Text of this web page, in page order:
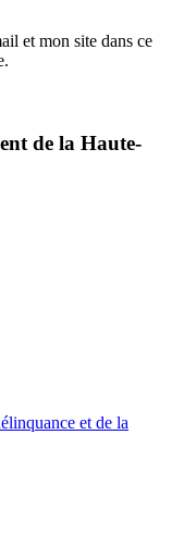
et mon site dans ce
de la Haute-
et de la